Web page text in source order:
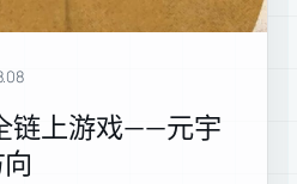
链上游戏——元宇